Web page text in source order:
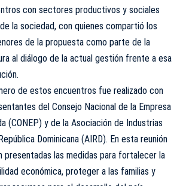
con sectores productivos y sociales
la sociedad, con quienes compartió los
de la propuesta como parte de la
al diálogo de la actual gestión frente a esa
de estos encuentros fue realizado con
del Consejo Nacional de la Empresa
(CONEP) y de la Asociación de Industrias
Dominicana (AIRD). En esta reunión
presentadas las medidas para fortalecer la
económica, proteger a las familias y